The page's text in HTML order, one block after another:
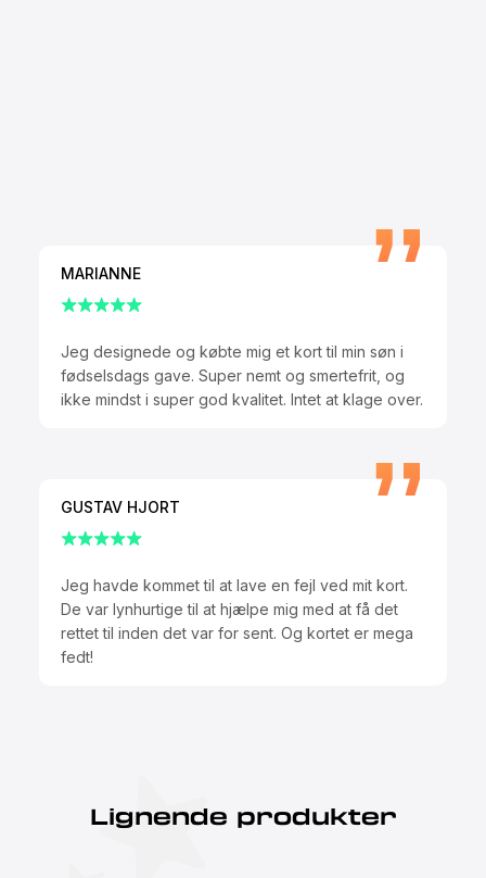
MARIANNE
Jeg designede og købte mig et kort til min søn i
fødselsdags gave. Super nemt og smertefrit, og
ikke mindst i super god kvalitet. Intet at klage over.
GUSTAV HJORT
Jeg havde kommet til at lave en fejl ved mit kort.
De var lynhurtige til at hjælpe mig med at få det
rettet til inden det var for sent. Og kortet er mega
fedt!
Lignende produkter